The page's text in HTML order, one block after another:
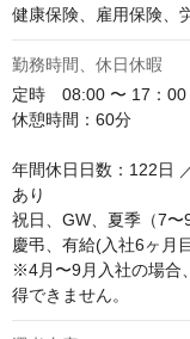
健康保険、雇用保険、
勤務時間、休日休暇
定時　08:00 〜 17：00
休憩時間：60分
年間休日日数：122日
あり
祝日、GW、夏季（7〜
慶弔、有給(入社6ヶ月
※4月〜9月入社の場合
得できません。